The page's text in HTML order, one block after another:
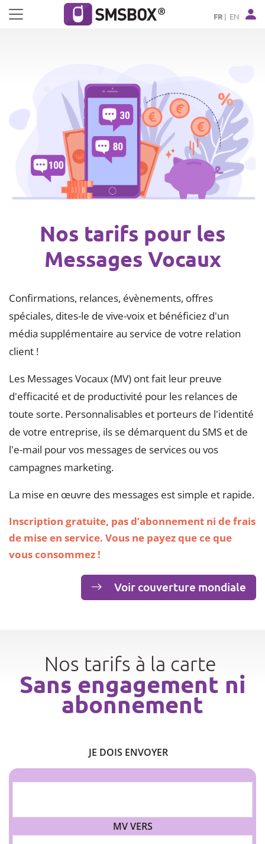
Panneau de gestion des cookies
FR EN
Nos tarifs pour les
Messages Vocaux
Confirmations, relances, évènements, offres
spéciales, dites-le de vive-voix et bénéficiez d'un
média supplémentaire au service de votre relation
client !
Les Messages Vocaux (MV) ont fait leur preuve
d'efficacité et de productivité pour les relances de
toute sorte. Personnalisables et porteurs de l'identité
de votre entreprise, ils se démarquent du SMS et de
l'e-mail pour vos messages de services ou vos
campagnes marketing.
La mise en œuvre des messages est simple et rapide.
Inscription gratuite, pas d’abonnement ni de frais
de mise en service. Vous ne payez que ce que
vous consommez !
Voir couverture mondiale
Nos tarifs à la carte
Sans engagement ni
abonnement
JE DOIS ENVOYER
MV VERS